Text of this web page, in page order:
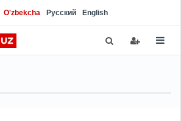
O'zbekcha Русский English